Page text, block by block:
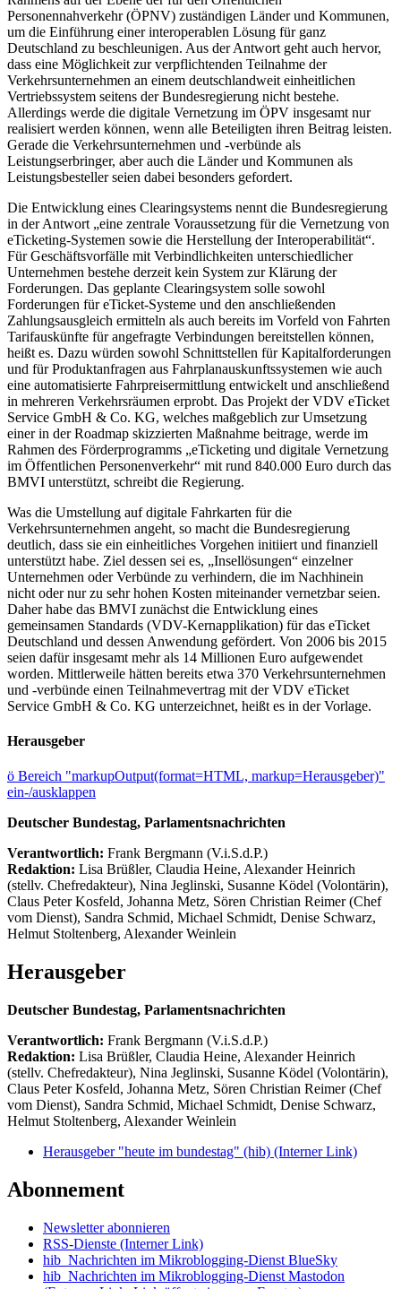
Personennahverkehr (ÖPNV) zuständigen Länder und Kommunen,
um die Einführung einer interoperablen Lösung für ganz
Deutschland zu beschleunigen. Aus der Antwort geht auch hervor,
dass eine Möglichkeit zur verpflichtenden Teilnahme der
Verkehrsunternehmen an einem deutschlandweit einheitlichen
Vertriebssystem seitens der Bundesregierung nicht bestehe.
Allerdings werde die digitale Vernetzung im ÖPV insgesamt nur
realisiert werden können, wenn alle Beteiligten ihren Beitrag leisten.
Gerade die Verkehrsunternehmen und -verbünde als
Leistungserbringer, aber auch die Länder und Kommunen als
Leistungsbesteller seien dabei besonders gefordert.
Die Entwicklung eines Clearingsystems nennt die Bundesregierung
in der Antwort „eine zentrale Voraussetzung für die Vernetzung von
eTicketing-Systemen sowie die Herstellung der Interoperabilität“.
Für Geschäftsvorfälle mit Verbindlichkeiten unterschiedlicher
Unternehmen bestehe derzeit kein System zur Klärung der
Forderungen. Das geplante Clearingsystem solle sowohl
Forderungen für eTicket-Systeme und den anschließenden
Zahlungsausgleich ermitteln als auch bereits im Vorfeld von Fahrten
Tarifauskünfte für angefragte Verbindungen bereitstellen können,
heißt es. Dazu würden sowohl Schnittstellen für Kapitalforderungen
und für Produktanfragen aus Fahrplanauskunftssystemen wie auch
eine automatisierte Fahrpreisermittlung entwickelt und anschließend
in mehreren Verkehrsräumen erprobt. Das Projekt der VDV eTicket
Service GmbH & Co. KG, welches maßgeblich zur Umsetzung
einer in der Roadmap skizzierten Maßnahme beitrage, werde im
Rahmen des Förderprogramms „eTicketing und digitale Vernetzung
im Öffentlichen Personenverkehr“ mit rund 840.000 Euro durch das
BMVI unterstützt, schreibt die Regierung.
Was die Umstellung auf digitale Fahrkarten für die
Verkehrsunternehmen angeht, so macht die Bundesregierung
deutlich, dass sie ein einheitliches Vorgehen initiiert und finanziell
unterstützt habe. Ziel dessen sei es, „Insellösungen“ einzelner
Unternehmen oder Verbünde zu verhindern, die im Nachhinein
nicht oder nur zu sehr hohen Kosten miteinander vernetzbar seien.
Daher habe das BMVI zunächst die Entwicklung eines
gemeinsamen Standards (VDV-Kernapplikation) für das eTicket
Deutschland und dessen Anwendung gefördert. Von 2006 bis 2015
seien dafür insgesamt mehr als 14 Millionen Euro aufgewendet
worden. Mittlerweile hätten bereits etwa 370 Verkehrsunternehmen
und -verbünde einen Teilnahmevertrag mit der VDV eTicket
Service GmbH & Co. KG unterzeichnet, heißt es in der Vorlage.
Herausgeber
ö Bereich "markupOutput(format=HTML, markup=Herausgeber)"
ein-/ausklappen
Deutscher Bundestag, Parlamentsnachrichten
Verantwortlich: Frank Bergmann (V.i.S.d.P.)
Redaktion: Lisa Brüßler, Claudia Heine, Alexander Heinrich
(stellv. Chefredakteur), Nina Jeglinski, Susanne Ködel (Volontärin),
Claus Peter Kosfeld, Johanna Metz, Sören Christian Reimer (Chef
vom Dienst), Sandra Schmid, Michael Schmidt, Denise Schwarz,
Helmut Stoltenberg, Alexander Weinlein
Herausgeber
Deutscher Bundestag, Parlamentsnachrichten
Verantwortlich: Frank Bergmann (V.i.S.d.P.)
Redaktion: Lisa Brüßler, Claudia Heine, Alexander Heinrich
(stellv. Chefredakteur), Nina Jeglinski, Susanne Ködel (Volontärin),
Claus Peter Kosfeld, Johanna Metz, Sören Christian Reimer (Chef
vom Dienst), Sandra Schmid, Michael Schmidt, Denise Schwarz,
Helmut Stoltenberg, Alexander Weinlein
Herausgeber "heute im bundestag" (hib) (Interner Link)
Abonnement
Newsletter abonnieren
RSS-Dienste (Interner Link)
hib_Nachrichten im Mikroblogging-Dienst BlueSky
hib_Nachrichten im Mikroblogging-Dienst Mastodon